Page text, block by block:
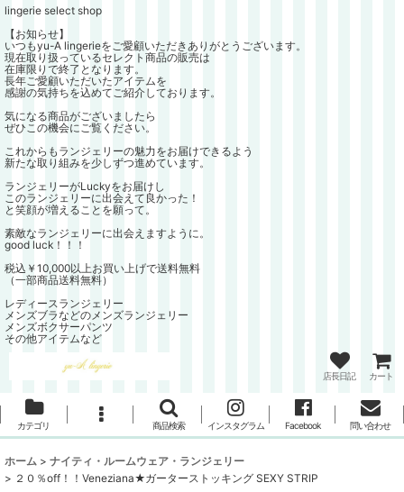
lingerie select shop
【お知らせ】
いつもyu-A lingerieをご愛顧いただきありがとうございます。
現在取り扱っているセレクト商品の販売は
在庫限りで終了となります。
長年ご愛顧いただいたアイテムを
感謝の気持ちを込めてご紹介しております。
気になる商品がございましたら
ぜひこの機会にご覧ください。
これからもランジェリーの魅力をお届けできるよう
新たな取り組みを少しずつ進めています。
ランジェリーがLuckyをお届けし
このランジェリーに出会えて良かった！
と笑顔が増えることを願って。
素敵なランジェリーに出会えますように。
good luck！！！
税込￥10,000以上お買い上げで送料無料
（一部商品送料無料）
レディースランジェリー
メンズブラなどのメンズランジェリー
メンズボクサーパンツ
その他アイテムなど
店長日記 カート
カテゴリ 商品検索 インスタグラム Facebook 問い合わせ
ホーム > ナイティ・ルームウェア・ランジェリー
> ２０％off！！Veneziana★ガーターストッキング SEXY STRIP